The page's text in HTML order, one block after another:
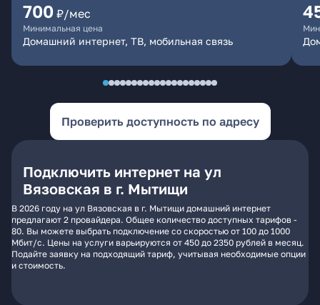
700 ₽/мес
Минимальная цена
Домашний интернет, ТВ, мобильная связь
Проверить доступность по адресу
Подключить интернет на ул
Вязовская в г. Мытищи
В 2026 году на ул Вязовская в г. Мытищи домашний интернет
предлагают 2 провайдера. Общее количество доступных тарифов -
80. Вы можете выбрать подключение со скоростью от 100 до 1000
Мбит/с. Цены на услуги варьируются от 450 до 2350 рублей в месяц.
Подайте заявку на подходящий тариф, учитывая необходимые опции
и стоимость.